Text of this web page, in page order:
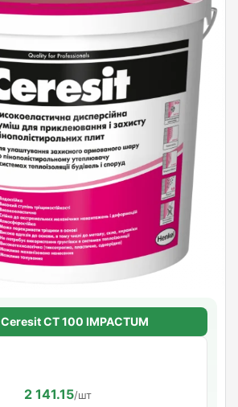
Клеюча суміш Ceresit CT 100 IMPACTUM
2 141.15/шт